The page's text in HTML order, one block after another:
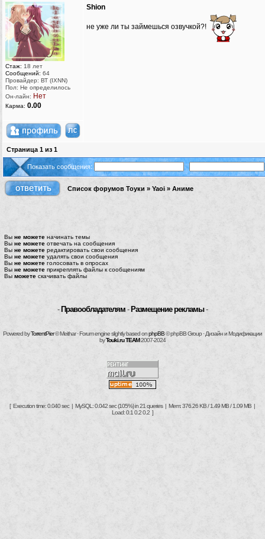
Стаж: 18 лет
Сообщений: 64
Провайдер: ВТ (IXNN)
Пол: Не определилось
Он-лайн: Нет
Карма: 0.00
Shion
не уже ли ты займешься озвучкой?!
Страница 1 из 1
Показать сообщения:
Список форумов Тоуки » Yaoi » Аниме
Вы не можете начинать темы
Вы не можете отвечать на сообщения
Вы не можете редактировать свои сообщения
Вы не можете удалять свои сообщения
Вы не можете голосовать в опросах
Вы не можете прикреплять файлы к сообщениям
Вы можете скачивать файлы
- Правообладателям - Размещение рекламы-
Powered byTorrentPier© Meithar · Forum engine slightly based onphpBB© phpBB Group · Дизайн и Модификации
byTouki.ru TEAM2007-2024
[ Execution time: 0.040 sec | MySQL: 0.042 sec (105%) in 21 queries | Mem: 376.26 KB / 1.49 MB / 1.09 MB |
Load: 0.1 0.2 0.2 ]